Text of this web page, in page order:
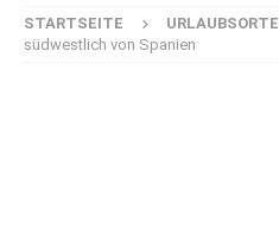
STARTSEITE URLAUBSORTE
südwestlich von Spanien